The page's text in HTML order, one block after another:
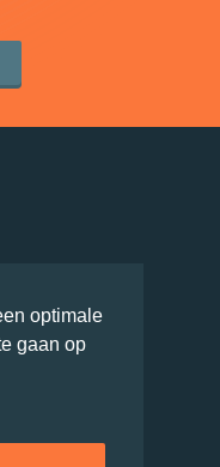
optimale
gaan op
Cookies